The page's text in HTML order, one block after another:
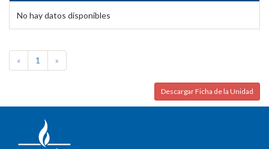
No hay datos disponibles
« 1 »
Descargar Ficha de la Unidad